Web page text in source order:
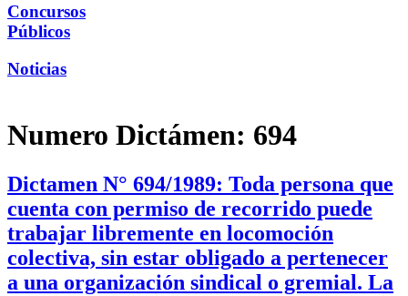
Concursos
Públicos
Noticias
Numero Dictámen: 694
Dictamen N° 694/1989: Toda persona que
cuenta con permiso de recorrido puede
trabajar libremente en locomoción
colectiva, sin estar obligado a pertenecer
a una organización sindical o gremial. La